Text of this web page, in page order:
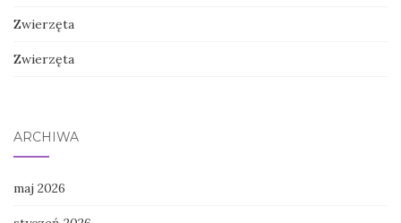
Zwierzęta
Zwierzęta
ARCHIWA
maj 2026